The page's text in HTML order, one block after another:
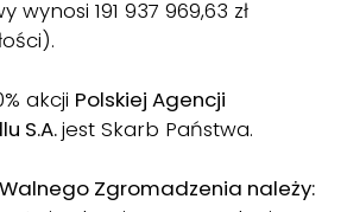
wynosi 191 937 969,63 zł
akcji Polskiej Agencji
S.A.jest Skarb Państwa.
Zgromadzenia należy: